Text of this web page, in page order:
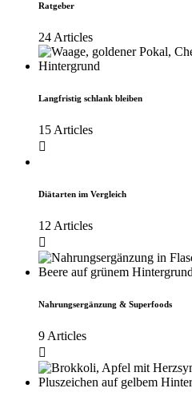
Ratgeber
24 Articles
Langfristig schlank bleiben
15 Articles
Diätarten im Vergleich
12 Articles
Nahrungsergänzung & Superfoods
9 Articles